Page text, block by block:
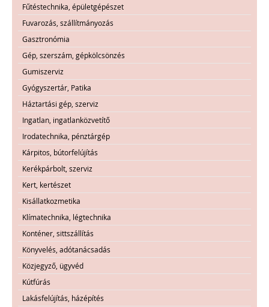
Fűtéstechnika, épületgépészet
Fuvarozás, szállítmányozás
Gasztronómia
Gép, szerszám, gépkölcsönzés
Gumiszerviz
Gyógyszertár, Patika
Háztartási gép, szerviz
Ingatlan, ingatlanközvetítő
Irodatechnika, pénztárgép
Kárpitos, bútorfelújítás
Kerékpárbolt, szerviz
Kert, kertészet
Kisállatkozmetika
Klímatechnika, légtechnika
Konténer, sittszállítás
Könyvelés, adótanácsadás
Közjegyző, ügyvéd
Kútfúrás
Lakásfelújítás, házépítés